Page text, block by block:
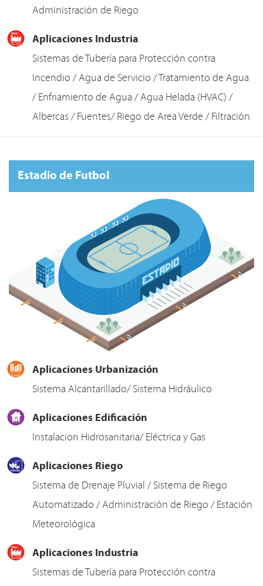
Administración de Riego
Aplicaciones Industria
Sistemas de Tubería para Protección contra
Incendio / Agua de Servicio / Tratamiento de Agua
/ Enfriamiento de Agua / Agua Helada (HVAC) /
Albercas / Fuentes/ Riego de Area Verde / Filtración
Estadio de Futbol
Aplicaciones Urbanización
Sistema Alcantarillado/ Sistema Hidráulico
Aplicaciones Edificación
Instalacion Hidrosanitaria/ Eléctrica y Gas
Aplicaciones Riego
Sistema de Drenaje Pluvial / Sistema de Riego
Automatizado / Administración de Riego / Estación
Meteorológica
Aplicaciones Industria
Sistemas de Tubería para Protección contra